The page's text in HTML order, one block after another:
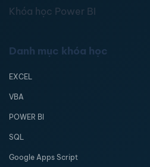
Khóa học Power BI
Danh mục khóa học
EXCEL
VBA
POWER BI
SQL
Google Apps Script